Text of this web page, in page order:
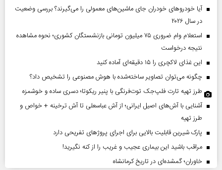
آیا خودروهای خودران جای ماشین‌های معمولی را می‌گیرند؟ بررسی وضعیت
در سال ۲۰۲۶
استعلام وام ضروری ۷۵ میلیون تومانی بازنشستگان کشوری؛ نحوه مشاهده
نتیجه درخواست
این غذای لاکچری را ۱۵ دقیقه‌ای آماده کنید
چگونه می‌توان تصاویر ساخته‌شده با هوش مصنوعی را تشخیص داد؟
طرز تهیه تارت فلپ‌جک توت‌فرنگی با پنیر ریکوتا؛ دسری ساده و خوشمزه
آشنایی با آش‌های اصیل ایرانی؛ از آش عباسعلی تا آش ترخینه + خواص و
طرز تهیه
پارک شیرین قابلیت‌ بالایی برای اجرای پروژهای تفریحی دارد
مراقب باشید این بیماری عجیب و غریب را از کنه نگیرید!
خاوران؛ گمشده‌ای در تاریخ کرمانشاه